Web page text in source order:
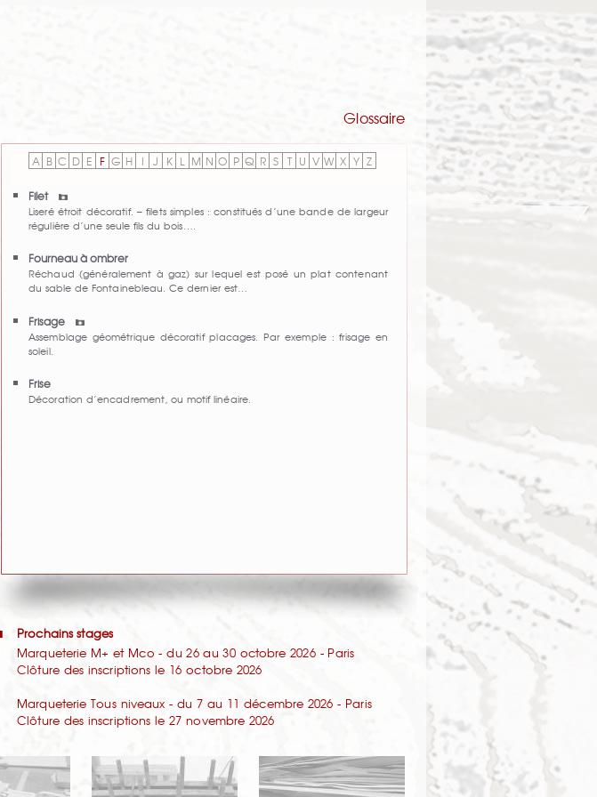
Glossaire
A B C D E F G H I J K L M N O P Q R S T U V W X Y Z
Filet
Liseré étroit décoratif. – filets simples : constitués d’une bande de largeur
régulière d’une seule fils du bois….
Fourneau à ombrer
Réchaud (généralement à gaz) sur lequel est posé un plat contenant
du sable de Fontainebleau. Ce dernier est…
Frisage
Assemblage géométrique décoratif placages. Par exemple : frisage en
soleil.
Frise
Décoration d’encadrement, ou motif linéaire.
Prochains stages
Marqueterie M+ et Mco - du 26 au 30 octobre 2026 - Paris
Clôture des inscriptions le 16 octobre 2026
Marqueterie Tous niveaux - du 7 au 11 décembre 2026 - Paris
Clôture des inscriptions le 27 novembre 2026